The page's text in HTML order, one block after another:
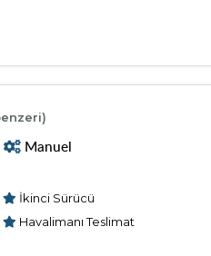
Manuel
İkinci Sürücü
Havalimanı Teslimat